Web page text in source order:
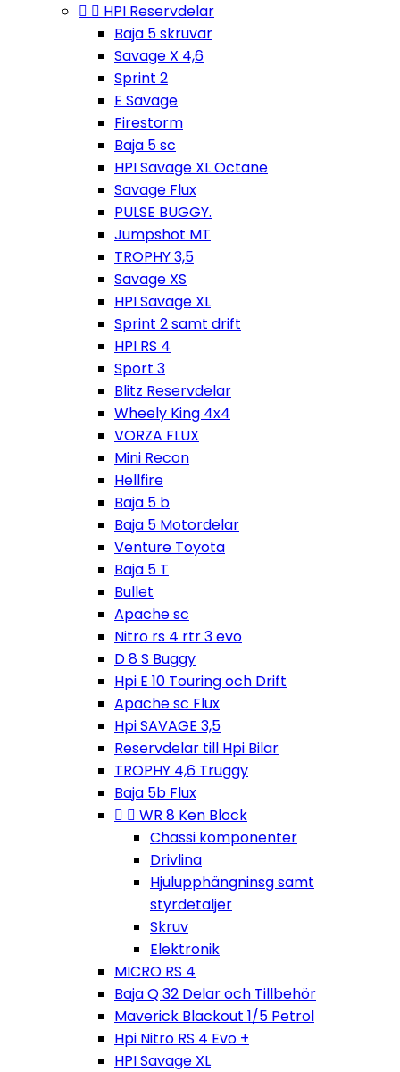
  HPI Reservdelar
Baja 5 skruvar
Savage X 4,6
Sprint 2
E Savage
Firestorm
Baja 5 sc
HPI Savage XL Octane
Savage Flux
PULSE BUGGY.
Jumpshot MT
TROPHY 3,5
Savage XS
HPI Savage XL
Sprint 2 samt drift
HPI RS 4
Sport 3
Blitz Reservdelar
Wheely King 4x4
VORZA FLUX
Mini Recon
Hellfire
Baja 5 b
Baja 5 Motordelar
Venture Toyota
Baja 5 T
Bullet
Apache sc
Nitro rs 4 rtr 3 evo
D 8 S Buggy
Hpi E 10 Touring och Drift
Apache sc Flux
Hpi SAVAGE 3,5
Reservdelar till Hpi Bilar
TROPHY 4,6 Truggy
Baja 5b Flux
  WR 8 Ken Block
Chassi komponenter
Drivlina
Hjulupphängninsg samt
styrdetaljer
Skruv
Elektronik
MICRO RS 4
Baja Q 32 Delar och Tillbehör
Maverick Blackout 1/5 Petrol
Hpi Nitro RS 4 Evo +
HPI Savage XL